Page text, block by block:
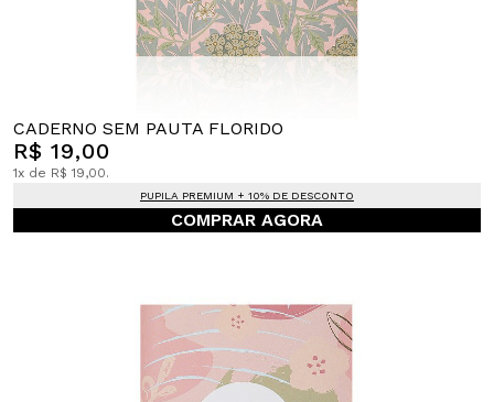
CADERNO SEM PAUTA FLORIDO
R$ 19,00
1x de R$ 19,00.
PUPILA PREMIUM + 10% DE DESCONTO
COMPRAR AGORA